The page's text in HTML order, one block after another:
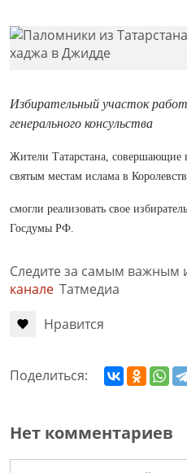
Избирательный участок
генерального консульства
Жители Татарстана, совершающие
святым местам ислама в
смогли реализовать свое
Госдумы РФ.
Следите за самым важным
канале Татмедиа
Нравится
Поделиться:
Нет комментариев